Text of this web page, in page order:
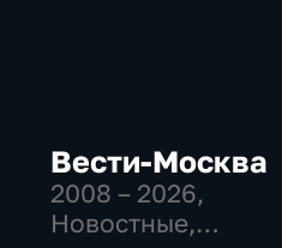
Вести-Москва
2008 – 2026,
Новостные,